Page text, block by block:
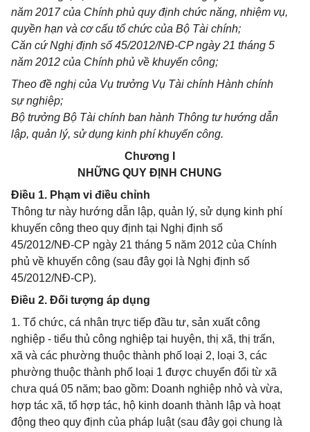
năm 2017 của Chính phủ quy định chức năng, nhiệm vụ,
quyền hạn và cơ cấu tổ chức của Bộ Tài chính;
Căn cứ Nghị định số 45/2012/NĐ-CP ngày 21 tháng 5
năm 2012 của Chính phủ về khuyến công;
Theo đề nghị của Vụ trưởng Vụ Tài chính Hành chính
sự nghiệp;
Bộ trưởng Bộ Tài chính ban hành Thông tư hướng dẫn
lập, quản lý, sử dụng kinh phí khuyến công.
Chương I
NHỮNG QUY ĐỊNH CHUNG
Điều 1. Phạm vi điều chỉnh
Thông tư này hướng dẫn lập, quản lý, sử dụng kinh phí
khuyến công theo quy định tại Nghị định số
45/2012/NĐ-CP ngày 21 tháng 5 năm 2012 của Chính
phủ về khuyến công (sau đây gọi là Nghị định số
45/2012/NĐ-CP).
Điều 2. Đối tượng áp dụng
1. Tổ chức, cá nhân trực tiếp đầu tư, sản xuất công
nghiệp - tiểu thủ công nghiệp tại huyện, thị xã, thị trấn,
xã và các phường thuộc thành phố loại 2, loại 3, các
phường thuộc thành phố loại 1 được chuyển đổi từ xã
chưa quá 05 năm; bao gồm: Doanh nghiệp nhỏ và vừa,
hợp tác xã, tổ hợp tác, hộ kinh doanh thành lập và hoạt
động theo quy định của pháp luật (sau đây gọi chung là